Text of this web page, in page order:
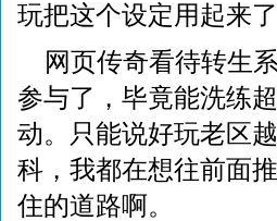
玩把这个设定用起来
网页传奇看待转生
参与了，毕竟能洗练
动。只能说好玩老区
科，我都在想往前面
住的道路啊。